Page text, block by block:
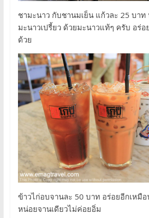
ชามะนาว กับชานมเย็น แก้วละ 25 บาท
มะนาวเปรี้ยว ด้วยมะนาวแท้ๆ ครับ อร่
ด้วย
ข้าวไก่อบจานละ 50 บาท อร่อยอีกเหมื
หน่อยจานเดียวไม่ค่อยอิ่ม